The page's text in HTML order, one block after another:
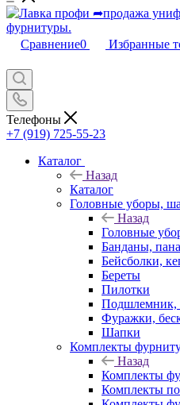
Сравнение0 Избранные
Телефоны
+7 (919) 725-55-23
Каталог
Назад
Каталог
Головные уборы,
Назад
Головные
Банданы,
Бейсболки,
Береты
Пилотки
Подшлемник,
Фуражки,
Шапки
Комплекты
Назад
Комплекты
Комплекты